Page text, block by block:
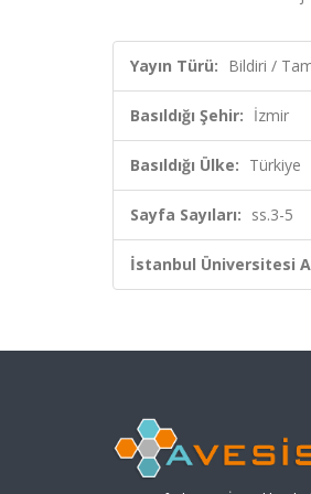
Yayın Türü: Bildiri /
Basıldığı Şehir: İzmir
Basıldığı Ülke: Türkiye
Sayfa Sayıları: ss.3-5
İstanbul Üniversitesi